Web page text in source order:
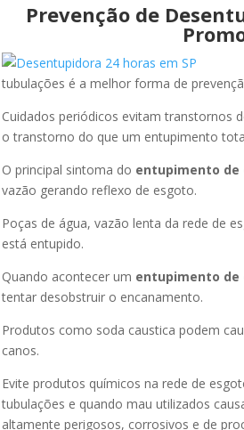
Prevenção de
tubulações é a melhor forma de
Cuidados periódicos evitam transtornos
o transtorno do que um entupimento
O principal sintoma do entupimento de
vazão gerando reflexo de esgoto.
Poças de água, vazão lenta da rede de
está entupido.
Quando acontecer um entupimento de
tentar desobstruir o encanamento.
Produtos como soda caustica podem
canos.
Evite produtos químicos na rede de
tubulações e quando mau utilizados
altamente perigosos, corrosivos e de